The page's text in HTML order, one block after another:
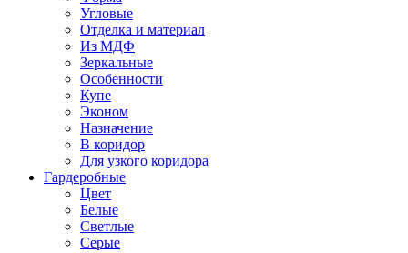
Угловые
Отделка и материал
Из МДФ
Зеркальные
Особенности
Купе
Эконом
Назначение
В коридор
Для узкого коридора
Гардеробные
Цвет
Белые
Светлые
Серые